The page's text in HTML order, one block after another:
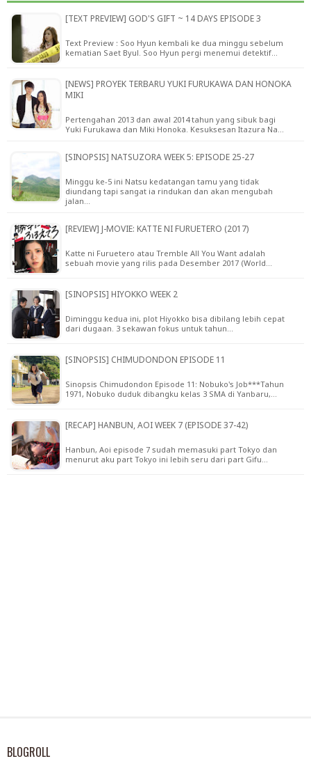
[TEXT PREVIEW] GOD'S GIFT ~ 14 DAYS EPISODE 3
Text Preview : Soo Hyun kembali ke dua minggu sebelum
kematian Saet Byul. Soo Hyun pergi menemui detektif…
[NEWS] PROYEK TERBARU YUKI FURUKAWA DAN HONOKA
MIKI
Pertengahan 2013 dan awal 2014 tahun yang sibuk bagi
Yuki Furukawa dan Miki Honoka. Kesuksesan Itazura Na…
[SINOPSIS] NATSUZORA WEEK 5: EPISODE 25-27
Minggu ke-5 ini Natsu kedatangan tamu yang tidak
diundang tapi sangat ia rindukan dan akan mengubah
jalan…
[REVIEW] J-MOVIE: KATTE NI FURUETERO (2017)
Katte ni Furuetero atau Tremble All You Want adalah
sebuah movie yang rilis pada Desember 2017 (World…
[SINOPSIS] HIYOKKO WEEK 2
Diminggu kedua ini, plot Hiyokko bisa dibilang lebih cepat
dari dugaan. 3 sekawan fokus untuk tahun…
[SINOPSIS] CHIMUDONDON EPISODE 11
Sinopsis Chimudondon Episode 11: Nobuko's Job***Tahun
1971, Nobuko duduk dibangku kelas 3 SMA di Yanbaru,…
[RECAP] HANBUN, AOI WEEK 7 (EPISODE 37-42)
Hanbun, Aoi episode 7 sudah memasuki part Tokyo dan
menurut aku part Tokyo ini lebih seru dari part Gifu…
BLOGROLL